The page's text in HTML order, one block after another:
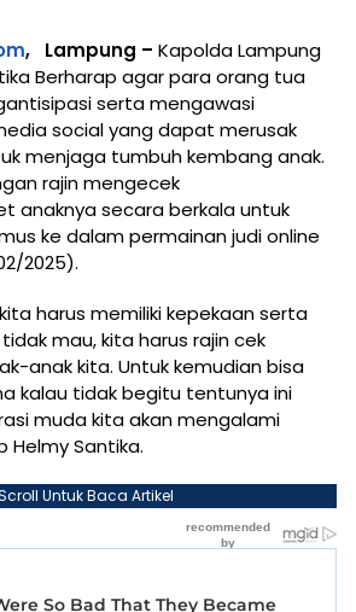
, Lampung – Kapolda Lampung
Berharap agar para orang tua
serta mengawasi
social yang dapat merusak
menjaga tumbuh kembang anak.
rajin mengecek
anaknya secara berkala untuk
ke dalam permainan judi online
2025).
harus memiliki kepekaan serta
mau, kita harus rajin cek
anak kita. Untuk kemudian bisa
kalau tidak begitu tentunya ini
muda kita akan mengalami
Helmy Santika.
Untuk Baca Artikel